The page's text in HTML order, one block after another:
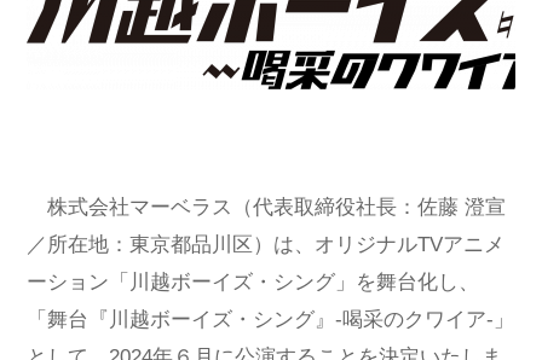
株式会社マーベラス（代表取締役社長：佐藤 澄宣
／所在地：東京都品川区）は、オリジナルTVアニメ
ーション「川越ボーイズ・シング」を舞台化し、
「舞台『川越ボーイズ・シング』-喝采のクワイア-」